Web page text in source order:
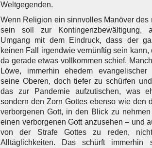
Weltgegenden.
Wenn Religion ein sinnvolles Manöver des
sein soll zur Kontingenzbewältigung,
Umgang mit dem Eindruck, dass der
keinen Fall irgendwie vernünftig sein
da gerade etwas vollkommen schief.
Löwe, immerhin ehedem evangelischer
seine Oberen, doch tiefer zu schürfen
das zur Pandemie aufzutischen, was
sondern den Zorn Gottes ebenso wie den
verborgenen Gott, in den Blick zu
einen verborgenen Gott anzusehen – und
von der Strafe Gottes zu reden,
Alltäglichkeiten. Das schürft